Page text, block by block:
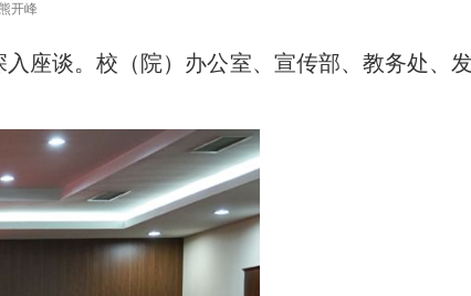
开峰
座谈。校（院）办公室、宣传部、教务处、